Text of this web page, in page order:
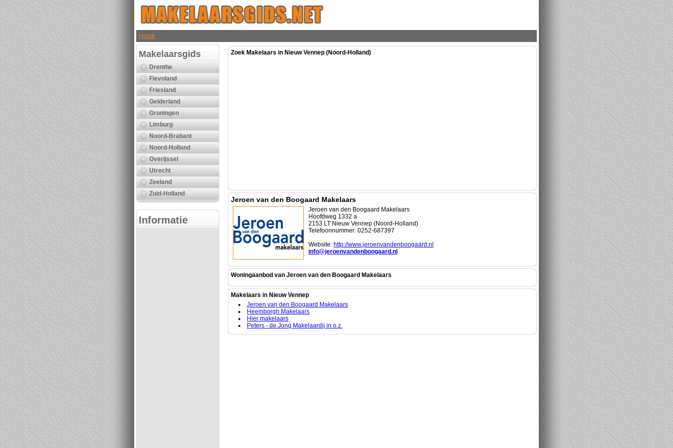
Home
Makelaarsgids
Drenthe
Flevoland
Friesland
Gelderland
Groningen
Limburg
Noord-Brabant
Noord-Holland
Overijssel
Utrecht
Zeeland
Zuid-Holland
Informatie
Zoek Makelaars in Nieuw Vennep (Noord-Holland)
Jeroen van den Boogaard Makelaars
Jeroen van den Boogaard Makelaars
Hoofdweg 1332 a
2153 LT Nieuw Vennep (Noord-Holland)
Telefoonnummer: 0252-687397
Website: http://www.jeroenvandenboogaard.nl
info@jeroenvandenboogaard.nl
Woningaanbod van Jeroen van den Boogaard Makelaars
Makelaars in Nieuw Vennep
Jeroen van den Boogaard Makelaars
Heemborgh Makelaars
Hier makelaars
Peters - de Jong Makelaardij in o.z.